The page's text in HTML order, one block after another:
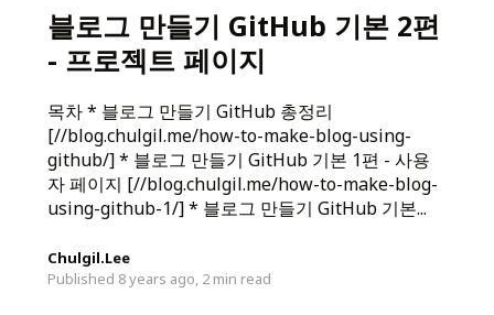
블로그 만들기 GitHub 기본 2편
- 프로젝트 페이지
목차 * 블로그 만들기 GitHub 총정리
[//blog.chulgil.me/how-to-make-blog-using-
github/] * 블로그 만들기 GitHub 기본 1편 - 사용
자 페이지 [//blog.chulgil.me/how-to-make-blog-
using-github-1/] * 블로그 만들기 GitHub 기본...
Chulgil.Lee
Published 8 years ago, 2 min read